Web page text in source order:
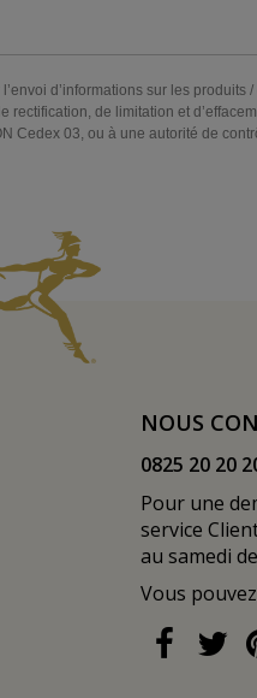
d’informations sur les
de limitation et
Cedex 03, ou à une autorité de
NOUS
0825 20 20
Pour une
service
au samedi
Vous